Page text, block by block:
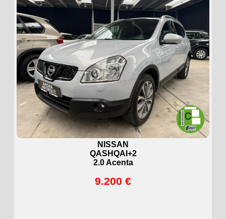
NISSAN
QASHQAI+2
2.0 Acenta
9.200 €